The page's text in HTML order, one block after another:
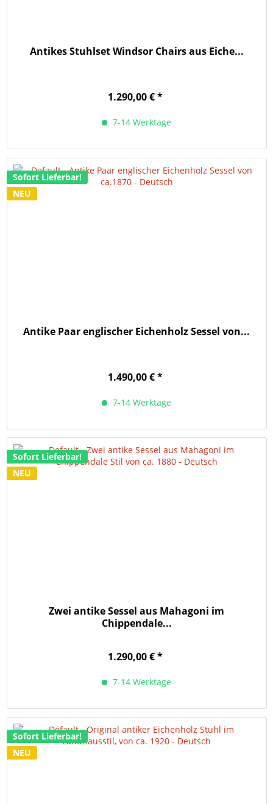
Antikes Stuhlset Windsor Chairs aus Eiche...
1.290,00 € *
7-14 Werktage
Sofort Lieferbar!
NEU
Antike Paar englischer Eichenholz Sessel von...
1.490,00 € *
7-14 Werktage
Sofort Lieferbar!
NEU
Zwei antike Sessel aus Mahagoni im
Chippendale...
1.290,00 € *
7-14 Werktage
Sofort Lieferbar!
NEU